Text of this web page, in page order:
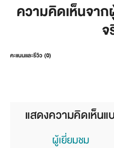
ความคิดเห็นจาก
จ
คะแนนและรีวิว (0)
แสดงความคิดเห็นแ
ผู้เยี่ยมชม